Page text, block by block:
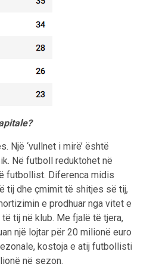
Një ‘vullnet i mirë’ është
Në futboll reduktohet në
futbollist. Diferenca midis
tij dhe çmimit të shitjes së tij,
e prodhuar nga vitet e
tij në klub. Me fjalë të tjera,
një lojtar për 20 milionë euro
kostoja e atij futbollisti
në sezon.